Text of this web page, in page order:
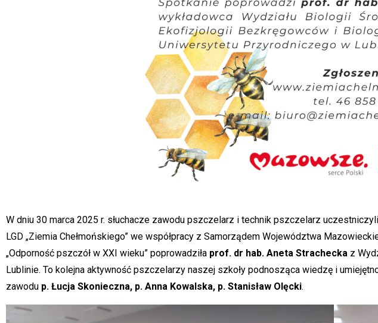
W dniu 30 marca 2025 r. słuchacze zawodu pszczelarz i technik pszczelarz
LGD „Ziemia Chełmońskiego” we współpracy z Samorządem Województwa
„Odporność pszczół w XXI wieku” poprowadziła prof. dr hab. Aneta Strachecka z
Lublinie. To kolejna aktywność pszczelarzy naszej szkoły podnosząca wiedzę i
zawodu p. Łucja Skonieczna, p. Anna Kowalska, p. Stanisław Olęcki.